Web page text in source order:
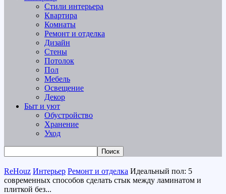
Стили интерьера
Квартира
Комнаты
Ремонт и отделка
Дизайн
Стены
Потолок
Пол
Мебель
Освещение
Декор
Быт и уют
Обустройство
Хранение
Уход
ReHouz Интерьер Ремонт и отделка Идеальный пол: 5
современных способов сделать стык между ламинатом и
плиткой без...